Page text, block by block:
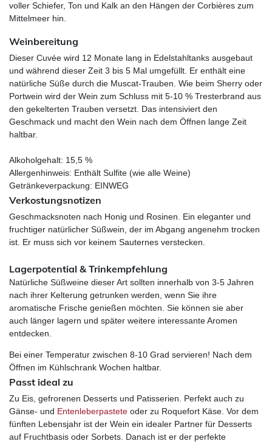
voller Schiefer, Ton und Kalk an den Hängen der Corbières zum
Mittelmeer hin.
Weinbereitung
Dieser Cuvée wird 12 Monate lang in Edelstahltanks ausgebaut
und während dieser Zeit 3 bis 5 Mal umgefüllt. Er enthält eine
natürliche Süße durch die Muscat-Trauben. Wie beim Sherry oder
Portwein wird der Wein zum Schluss mit 5-10 % Tresterbrand aus
den gekelterten Trauben versetzt. Das intensiviert den
Geschmack und macht den Wein nach dem Öffnen lange Zeit
haltbar.
Alkoholgehalt: 15,5 %
Allergenhinweis: Enthält Sulfite (wie alle Weine)
Getränkeverpackung: EINWEG
Verkostungsnotizen
Geschmacksnoten nach Honig und Rosinen. Ein eleganter und
fruchtiger natürlicher Süßwein, der im Abgang angenehm trocken
ist. Er muss sich vor keinem Sauternes verstecken.
Lagerpotential & Trinkempfehlung
Natürliche Süßweine dieser Art sollten innerhalb von 3-5 Jahren
nach ihrer Kelterung getrunken werden, wenn Sie ihre
aromatische Frische genießen möchten. Sie können sie aber
auch länger lagern und später weitere interessante Aromen
entdecken.
Bei einer Temperatur zwischen 8-10 Grad servieren! Nach dem
Öffnen im Kühlschrank Wochen haltbar.
Passt ideal zu
Zu Eis, gefrorenen Desserts und Patisserien. Perfekt auch zu
Gänse- und Entenleberpastete oder zu Roquefort Käse. Vor dem
fünften Lebensjahr ist der Wein ein idealer Partner für Desserts
auf Fruchtbasis oder Sorbets. Danach ist er der perfekte